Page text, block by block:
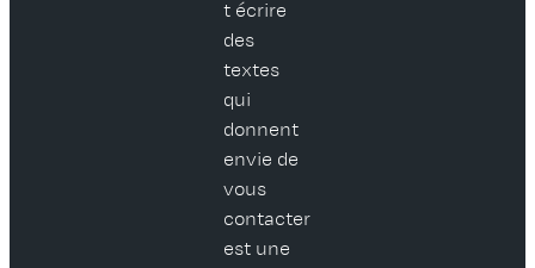
t écrire
des
textes
qui
donnent
envie de
vous
contacter
est une